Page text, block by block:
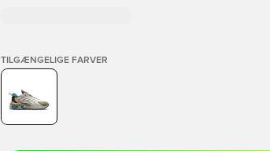
TILGÆNGELIGE FARVER